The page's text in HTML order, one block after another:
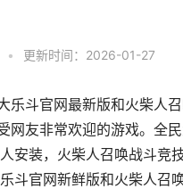
• 更新时间：2026-01-27
乐斗官网最新版和火柴人
网友非常欢迎的游戏。全
安装，火柴人召唤战斗竞
斗官网新鲜版和火柴人召